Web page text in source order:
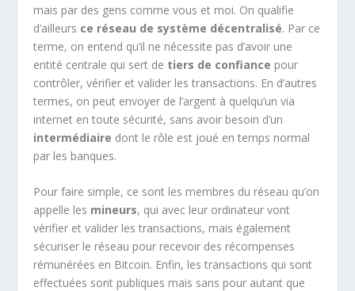
mais par des gens comme vous et moi. On qualifie
d’ailleurs ce réseau de système décentralisé. Par ce
terme, on entend qu’il ne nécessite pas d’avoir une
entité centrale qui sert de tiers de confiance pour
contrôler, vérifier et valider les transactions. En d’autres
termes, on peut envoyer de l’argent à quelqu’un via
internet en toute sécurité, sans avoir besoin d’un
intermédiaire dont le rôle est joué en temps normal
par les banques.
Pour faire simple, ce sont les membres du réseau qu’on
appelle les mineurs, qui avec leur ordinateur vont
vérifier et valider les transactions, mais également
sécuriser le réseau pour recevoir des récompenses
rémunérées en Bitcoin. Enfin, les transactions qui sont
effectuées sont publiques mais sans pour autant que